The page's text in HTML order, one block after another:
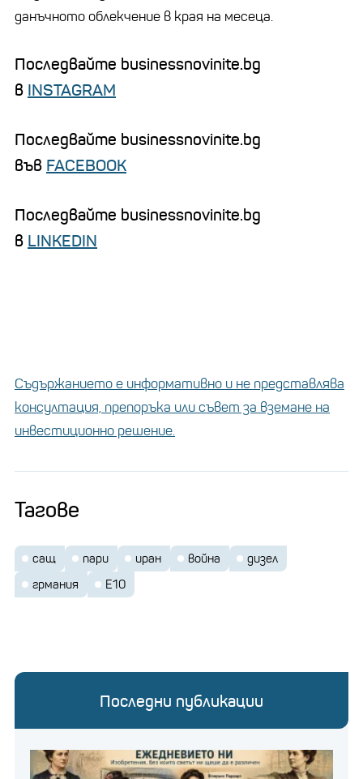
данъчното облекчение в края на месеца.
Последвайте businessnovinite.bg
в INSTAGRAM
Последвайте businessnovinite.bg
във FACEBOOK
Последвайте businessnovinite.bg
в LINKEDIN
Съдържанието е информативно и не представлява
консултация, препоръка или съвет за вземане на
инвестиционно решение.
Тагове
сащ пари иран война
дизел
грмания
Е10
Последни публикации